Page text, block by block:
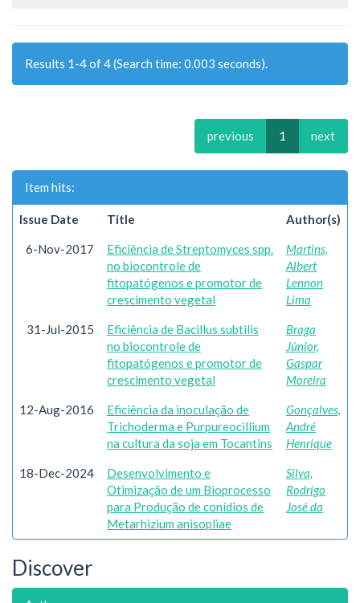
Results 1-4 of 4 (Search time: 0.003 seconds).
previous 1 next
Item hits:
Issue Date Title Author(s)
6-Nov-2017
Eficiência de Streptomyces spp.
no biocontrole de
fitopatógenos e promotor de
crescimento vegetal
Martins,
Albert
Lennon
Lima
31-Jul-2015
Eficiência de Bacillus subtilis
no biocontrole de
fitopatógenos e promotor de
crescimento vegetal
Braga
Júnior,
Gaspar
Moreira
12-Aug-2016
Eficiência da inoculação de
Trichoderma e Purpureocillium
na cultura da soja em Tocantins
Gonçalves,
André
Henrique
18-Dec-2024
Desenvolvimento e
Otimização de um Bioprocesso
para Produção de conídios de
Metarhizium anisopliae
Silva,
Rodrigo
José da
Discover